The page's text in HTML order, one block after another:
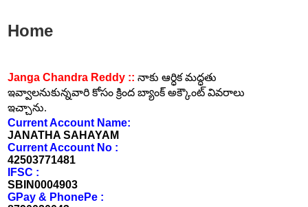
Home
Janga Chandra Reddy :: నాకు ఆర్ధిక మద్ధతు
ఇవ్వాలనుకున్నవారి కోసం క్రింద బ్యాంక్ అక్కౌంట్ వివరాలు
ఇచ్చాను.
Current Account Name:
JANATHA SAHAYAM
Current Account No :
42503771481
IFSC :
SBIN0004903
GPay & PhonePe :